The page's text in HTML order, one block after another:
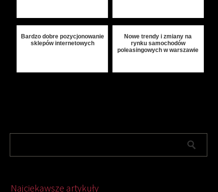
Bardzo dobre pozycjonowanie
sklepów internetowych
Nowe trendy i zmiany na
rynku samochodów
poleasingowych w warszawie
Najciekawsze artykuły